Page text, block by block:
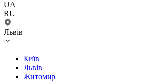
UA
RU
Львів
Київ
Львів
Житомир